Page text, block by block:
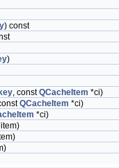
) const
)
key, constQCacheItem *ci)
QCacheItem *ci)
*ci)